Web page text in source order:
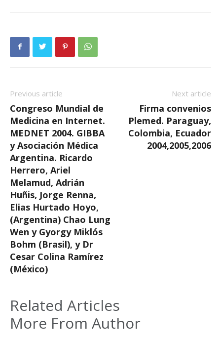
Previous article
Congreso Mundial de
Medicina en Internet.
MEDNET 2004. GIBBA
y Asociación Médica
Argentina. Ricardo
Herrero, Ariel
Melamud, Adrián
Huñis, Jorge Renna,
Elias Hurtado Hoyo,
(Argentina) Chao Lung
Wen y Gyorgy Miklós
Bohm (Brasil), y Dr
Cesar Colina Ramírez
(México)
Next article
Firma convenios
Plemed. Paraguay,
Colombia, Ecuador
2004,2005,2006
Related Articles
More From Author